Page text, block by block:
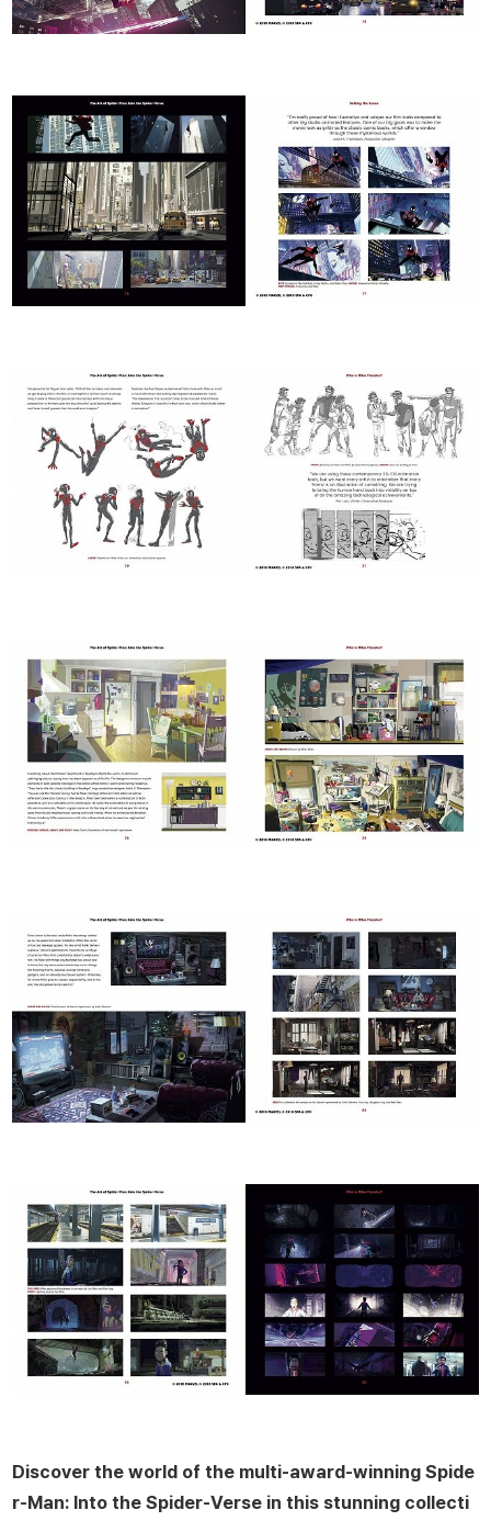
Discover the world of the multi-award-winning Spide
r-Man: Into the Spider-Verse in this stunning collecti